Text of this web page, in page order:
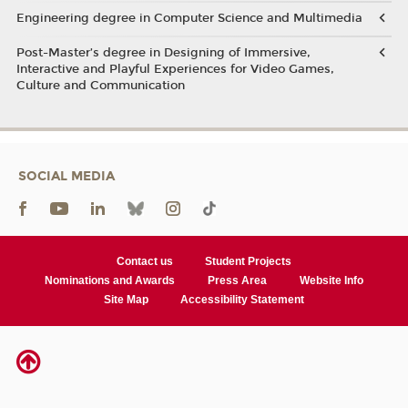
Engineering degree in Computer Science and Multimedia
Post-Master’s degree in Designing of Immersive,
Interactive and Playful Experiences for Video Games,
Culture and Communication
SOCIAL MEDIA
Contact us
Student Projects
Nominations and Awards
Press Area
Website Info
Site Map
Accessibility Statement